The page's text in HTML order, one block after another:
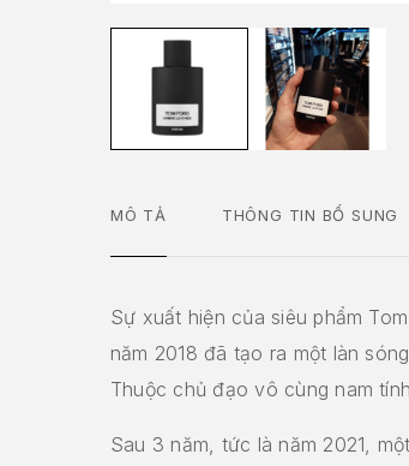
MÔ TẢ THÔNG TIN BỔ SUNG
Sự xuất hiện của siêu phẩm
năm 2018 đã tạo ra một làn
Thuộc chủ đạo vô cùng nam
Sau 3 năm, tức là năm 2021,